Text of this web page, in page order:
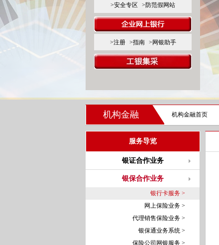
>安全专区
>防范假网站
>注册 >指南 >网银助手
机构金融 机构金融首页
服务导览
银证合作业务
银保合作业务
银行卡服务 >
网上保险业务 >
代理销售保险业务 >
银保通业务系统 >
保险公司网银服务 >